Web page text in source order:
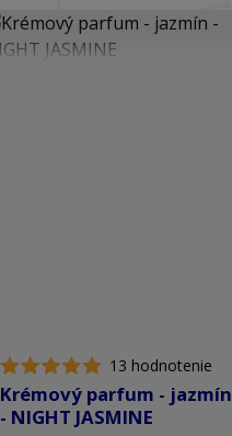
13 hodnotenie
Krémový parfum - jazmín
- NIGHT JASMINE